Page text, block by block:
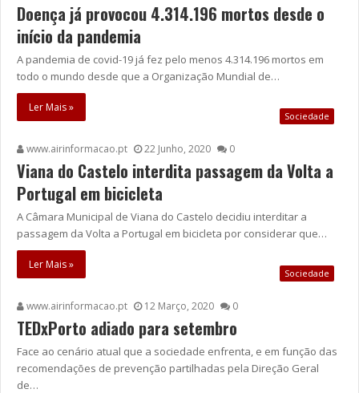
Doença já provocou 4.314.196 mortos desde o
início da pandemia
A pandemia de covid-19 já fez pelo menos 4.314.196 mortos em
todo o mundo desde que a Organização Mundial de…
Ler Mais »
Sociedade
www.airinformacao.pt 22 Junho, 2020 0
Viana do Castelo interdita passagem da Volta a
Portugal em bicicleta
A Câmara Municipal de Viana do Castelo decidiu interditar a
passagem da Volta a Portugal em bicicleta por considerar que…
Ler Mais »
Sociedade
www.airinformacao.pt 12 Março, 2020 0
TEDxPorto adiado para setembro
Face ao cenário atual que a sociedade enfrenta, e em função das
recomendações de prevenção partilhadas pela Direção Geral
de…